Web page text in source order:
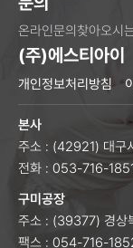
온라인문의찾아오시
(주)에스티아이
개인정보처리방침
본사
주소 : (42921) 대구
전화 : 053-716-
구미공장
주소 : (39377) 경상
팩스 : 054-716-